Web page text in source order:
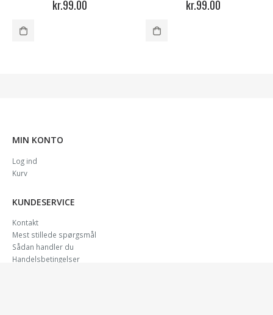
kr.99.00 kr.99.00
MIN KONTO
Log ind
Kurv
KUNDESERVICE
Kontakt
Mest stillede spørgsmål
Sådan handler du
Handelsbetingelser